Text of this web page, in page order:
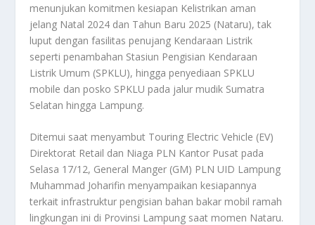
menunjukan komitmen kesiapan Kelistrikan aman
jelang Natal 2024 dan Tahun Baru 2025 (Nataru), tak
luput dengan fasilitas penujang Kendaraan Listrik
seperti penambahan Stasiun Pengisian Kendaraan
Listrik Umum (SPKLU), hingga penyediaan SPKLU
mobile dan posko SPKLU pada jalur mudik Sumatra
Selatan hingga Lampung.
Ditemui saat menyambut Touring Electric Vehicle (EV)
Direktorat Retail dan Niaga PLN Kantor Pusat pada
Selasa 17/12, General Manger (GM) PLN UID Lampung
Muhammad Joharifin menyampaikan kesiapannya
terkait infrastruktur pengisian bahan bakar mobil ramah
lingkungan ini di Provinsi Lampung saat momen Nataru.